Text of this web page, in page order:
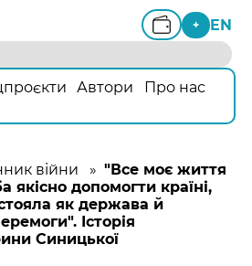
+ EN
Автори
Про нас
війни »"Все моє життя
якісно допомогти країні,
як держава й
Історія
Синицької